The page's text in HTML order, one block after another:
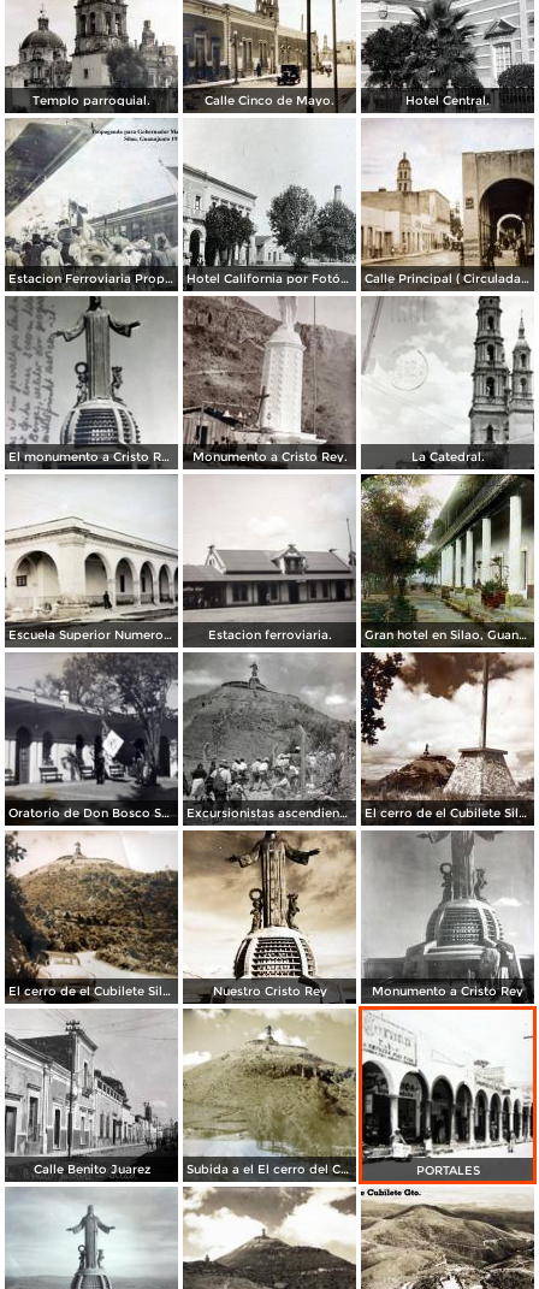
Templo parroquial. Calle Cinco de Mayo. Hotel Central.
Estacion Ferroviaria Propaganda para Gobernador Madrazo-Montes Silao, Guanajuato 1919 Hotel California por Fotógrafo Winfield Scott. Calle Principal ( Circulada el 7 de Enero de 1934 )
El monumento a Cristo Rey en el cerro del Cubilete. Monumento a Cristo Rey. La Catedral.
Escuela Superior Numero uno. Estacion ferroviaria. Gran hotel en Silao, Guanajuato por el Fotógrafo Charles B. Waite
Oratorio de Don Bosco Santo en Silao Guanajuato fechada el 14 de Diciembre de 1942. Excursionistas ascendiendo el cerro de Cristo Rey El cerro de el Cubilete Silao Guanajuato
El cerro de el Cubilete Silao Guanajuato Nuestro Cristo Rey Monumento a Cristo Rey
Calle Benito Juarez Subida a el El cerro del Cubilete Silao Guanajuato PORTALES